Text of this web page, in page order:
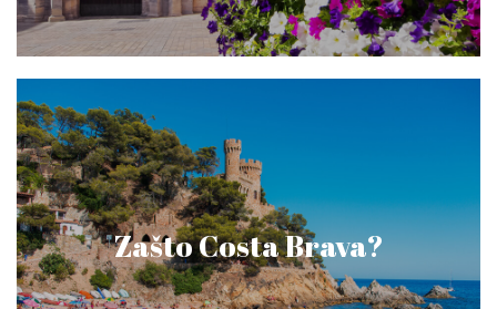
Zašto Costa Brava?